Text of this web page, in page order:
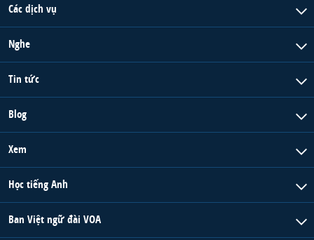
Các dịch vụ
Nghe
Tin tức
Blog
Xem
Học tiếng Anh
Ban Việt ngữ đài VOA